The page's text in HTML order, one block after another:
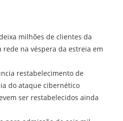
milhões de clientes da
rede na véspera da estreia em
restabelecimento de
do ataque cibernético
ser restabelecidos ainda